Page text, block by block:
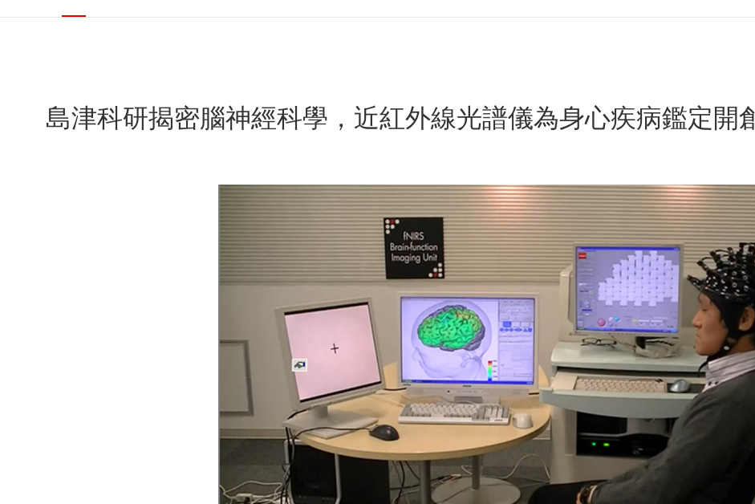
島津科研揭密腦神經科學，近紅外線光譜儀為身心疾病鑑定開